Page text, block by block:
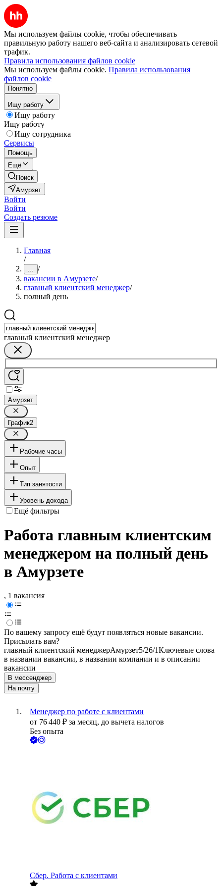
Мы используем файлы cookie, чтобы обеспечивать
правильную работу нашего веб-сайта и анализировать сетевой
трафик.
Правила использования файлов cookie
Мы используем файлы cookie. Правила использования
файлов cookie
Понятно
Ищу работу
Ищу работу
Ищу работу
Ищу сотрудника
Сервисы
Помощь
Ещё
Поиск
Амурзет
Войти
Войти
Создать резюме
Главная
/
... /
вакансии в Амурзете/
главный клиентский менеджер/
полный день
главный клиентский менеджер
Амурзет
График2
Рабочие часы
Опыт
Тип занятости
Уровень дохода
Ещё фильтры
Работа главным клиентским
менеджером на полный день
в Амурзете
, 1 вакансия
По вашему запросу ещё будут появляться новые вакансии.
Присылать вам?
главный клиентский менеджерАмурзет5/26/1Ключевые слова
в названии вакансии, в названии компании и в описании
вакансии
В мессенджер
На почту
Менеджер по работе с клиентами
от 76 440 ₽ за месяц, до вычета налогов
Без опыта
Сбер. Работа с клиентами